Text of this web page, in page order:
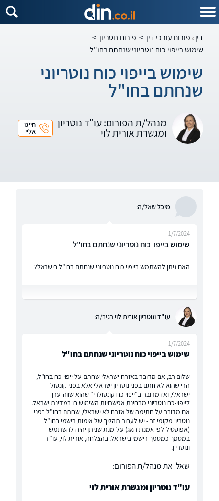
דין פורום עורכי דין > פורום נוטריון >
שימוש בייפוי כוח נוטריוני שנחתם בחו"ל
שימוש בייפוי כוח נוטריוני
שנחתם בחו"ל
מנהל/ת הפורום: עו"ד נוטריון
ומגשרת אורית לוי
חייגו
אליי
מיכלשאל/ה:
שימוש בייפוי כוח נוטריוני שנחתם בחו"ל
1/7/2024
האם ניתן להשתמש בייפוי כוח נוטריוני שנחתם בחו"ל בישראל?
עו"ד ונוטריון אורית לוי הגיב/ה:
שימוש בייפוי כוח נוטריוני שנחתם בחו"ל
1/7/2024
שלום רב, אם מדובר באזרח ישראלי שחתם על ייפוי כח בחו"ל,
הרי שהוא לא חתם בפני נוטריון ישראלי אלא בפני קונסול
ישראלי, ואז מדובר ב"ייפוי כח קונסולרי" שהוא שווה-ערך
לייפוי-כח נוטריוני מבחינת אפשרויות השימוש בו במדינת ישראל.
אם מדובר על חתימה של אזרח לא ישראלי, שחתם בחו"ל בפני
נוטריון מקומי זר - יש לעבור תהליך של אימות רישמי בחו"ל
(אפוסטיל לפי אמנת האג) על-מנת שניתן יהיה להשתמש
במסמך כמסמך רישמי בישראל. בהצלחה, אורית לוי, עו"ד
ונוטריון.
שאלו את מנהל/ת הפורום:
עו"ד נוטריון ומגשרת אורית לוי